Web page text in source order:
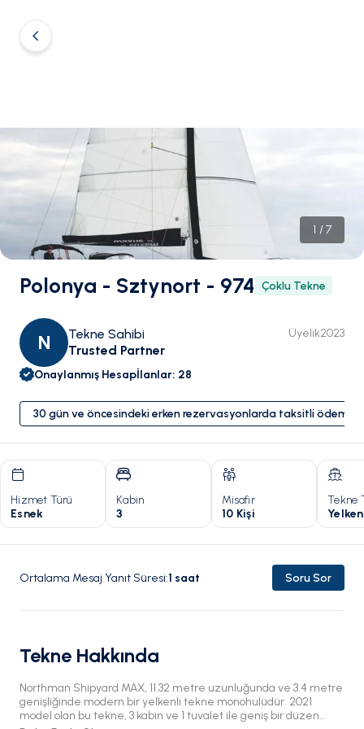
1 /7
Polonya - Sztynort - 974 Çoklu Tekne
N
Tekne Sahibi
Trusted Partner
Üyelik2023
Onaylanmış Hesapİlanlar: 28
30 gün ve öncesindeki erken rezervasyonlarda taksitli ödeme
Hizmet Türü
Esnek
Kabin
3
Misafir
10 Kişi
Tekne
Ortalama Mesaj Yanıt Süresi:1 saat Soru Sor
Tekne Hakkında
Northman Shipyard MAX, 11.32 metre uzunluğunda ve 3.4 metre
genişliğinde modern bir yelkenli tekne monohulüdür. 2021
model olan bu tekne, 3 kabin ve 1 tuvalet ile geniş bir düzen